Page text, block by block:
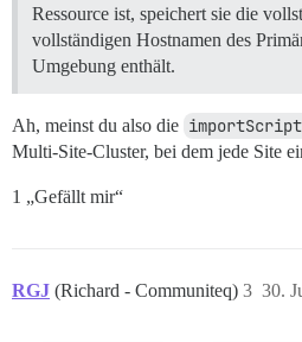
Ressource ist, speichert sie die
vollständigen Hostnamen des
Umgebung enthält.
Ah, meinst du also die
Multi-Site-Cluster, bei dem jede Site
1 „Gefällt mir“
RGJ (Richard - Communiteq) 30.
3